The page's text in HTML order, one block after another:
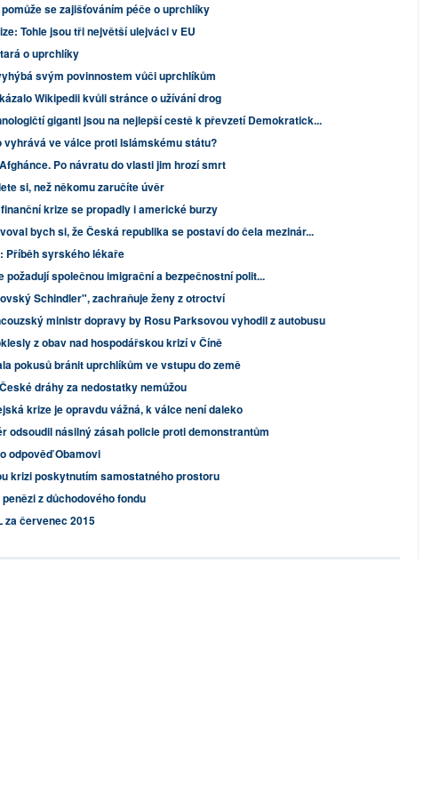
se zajišťováním péče o uprchlíky
Tohle jsou tři největší ulejváci v EU
o uprchlíky
svým povinnostem vůči uprchlíkům
Wikipedii kvůli stránce o užívání drog
giganti jsou na nejlepší cestě k převzetí Demokratick...
vyhrává ve válce proti Islámskému státu?
Po návratu do vlasti jim hrozí smrt
si, než někomu zaručíte úvěr
krize se propadly i americké burzy
bych si, že Česká republika se postaví do čela mezinár...
Příběh syrského lékaře
požadují společnou imigrační a bezpečnostní polit...
Schindler", zachraňuje ženy z otroctví
ministr dopravy by Rosu Parksovou vyhodil z autobusu
z obav nad hospodářskou krizí v Číně
pokusů bránit uprchlíkům ve vstupu do země
dráhy za nedostatky nemůžou
krize je opravdu vážná, k válce není daleko
odsoudil násilný zásah policie proti demonstrantům
odpověď Obamovi
krizi poskytnutím samostatného prostoru
z důchodového fondu
za červenec 2015